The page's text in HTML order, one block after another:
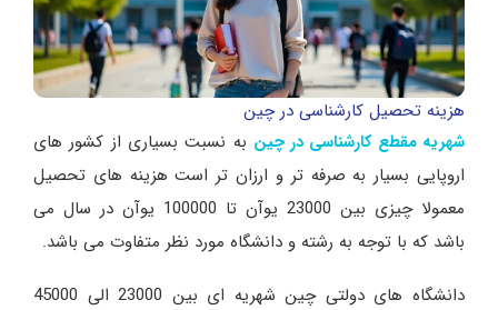
هزینه تحصیل کارشناسی در چین
شهریه مقطع کارشناسی در چین به نسبت بسیاری از کشور های
اروپایی بسیار به صرفه تر و ارزان تر است هزینه های تحصیل
معمولا چیزی بین 23000 یوآن تا 100000 یوآن در سال می
باشد که با توجه به رشته و دانشگاه مورد نظر متفاوت می باشد.
دانشگاه های دولتی چین شهریه ای بین 23000 الی 45000